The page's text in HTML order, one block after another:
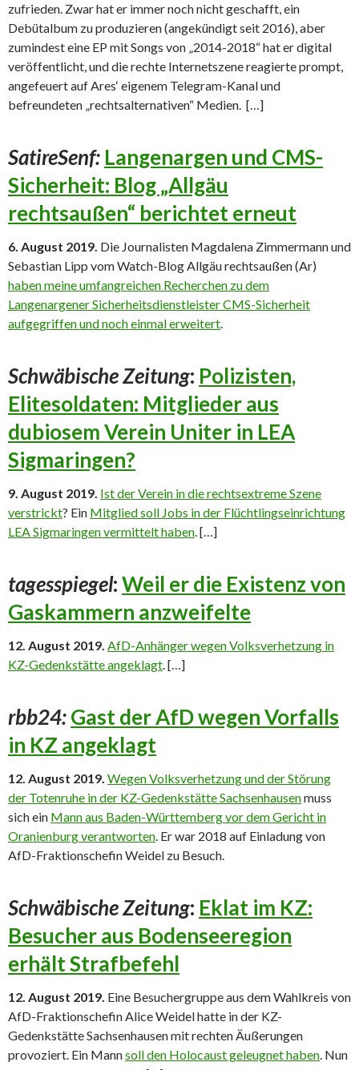
zufrieden. Zwar hat er immer noch nicht geschafft, ein
Debütalbum zu produzieren (angekündigt seit 2016), aber
zumindest eine EP mit Songs von „2014-2018“ hat er digital
veröffentlicht, und die rechte Internetszene reagierte prompt,
angefeuert auf Ares‘ eigenem Telegram-Kanal und
befreundeten „rechtsalternativen“ Medien. […]
SatireSenf: Langenargen und CMS-
Sicherheit: Blog „Allgäu
rechtsaußen“ berichtet erneut
6. August 2019. Die Journalisten Magdalena Zimmermann und
Sebastian Lipp vom Watch-Blog Allgäu rechtsaußen (Ar)
haben meine umfangreichen Recherchen zu dem
Langenargener Sicherheitsdienstleister CMS-Sicherheit
aufgegriffen und noch einmal erweitert.
Schwäbische Zeitung: Polizisten,
Elitesoldaten: Mitglieder aus
dubiosem Verein Uniter in LEA
Sigmaringen?
9. August 2019. Ist der Verein in die rechtsextreme Szene
verstrickt? Ein Mitglied soll Jobs in der Flüchtlingseinrichtung
LEA Sigmaringen vermittelt haben. […]
tagesspiegel:Weil er die Existenz von
Gaskammern anzweifelte
12. August 2019. AfD-Anhänger wegen Volksverhetzung in
KZ-Gedenkstätte angeklagt. […]
rbb24:Gast der AfD wegen Vorfalls
in KZ angeklagt
12. August 2019. Wegen Volksverhetzung und der Störung
der Totenruhe in der KZ-Gedenkstätte Sachsenhausenmuss
sich ein Mann aus Baden-Württemberg vor dem Gericht in
Oranienburg verantworten. Er war 2018 auf Einladung von
AfD-Fraktionschefin Weidel zu Besuch.
Schwäbische Zeitung: Eklat im KZ:
Besucher aus Bodenseeregion
erhält Strafbefehl
12. August 2019. Eine Besuchergruppe aus dem Wahlkreis von
AfD-Fraktionschefin Alice Weidel hatte in der KZ-
Gedenkstätte Sachsenhausen mit rechten Äußerungen
provoziert. Ein Mannsoll den Holocaust geleugnet haben. Nun